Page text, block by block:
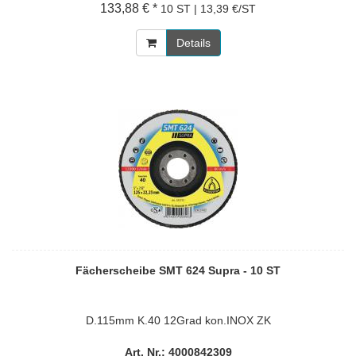
133,88 € * 10 ST | 13,39 €/ST
Details
Fächerscheibe SMT 624 Supra - 10 ST
D.115mm K.40 12Grad kon.INOX ZK
Art. Nr.: 4000842309